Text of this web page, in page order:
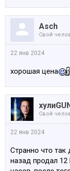
Asch
Свой
22 янв 2024
хорошая цена
хулиGUN
Свой
22 янв 2024
Странно что так
назад продал 12